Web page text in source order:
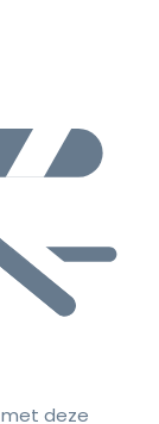
deze